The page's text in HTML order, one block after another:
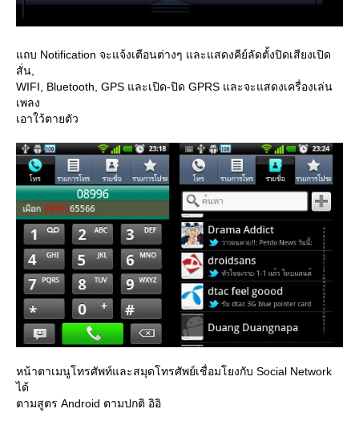
ถบ Notification จะแจ้งเตือนต่างๆ และแสดงคีย์ลัดตั้งปิดเสียงเปิด
สั่น,
WIFI, Bluetooth, GPS และเปิด-ปิด GPRS และจะแสดงเครื่องเล่น
เพลง
เอาใว้ตายตัว
หน้าตาเมนูโทรศัพท์และสมุดโทรศัพย์เชื่อมโยงกับ Social Network
ได้
ตามสูตร Android ตามปกติ อิอิ